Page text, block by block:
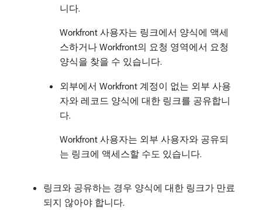
니다.
Workfront 사용자는 링크에서 양식에 액세
스하거나 Workfront의 요청 영역에서 요청
양식을 찾을 수 있습니다.
외부에서 Workfront 계정이 없는 외부 사용
자와 레코드 양식에 대한 링크를 공유합니
다.
Workfront 사용자는 외부 사용자와 공유되
는 링크에 액세스할 수도 있습니다.
링크와 공유하는 경우 양식에 대한 링크가 만료
되지 않아야 합니다.